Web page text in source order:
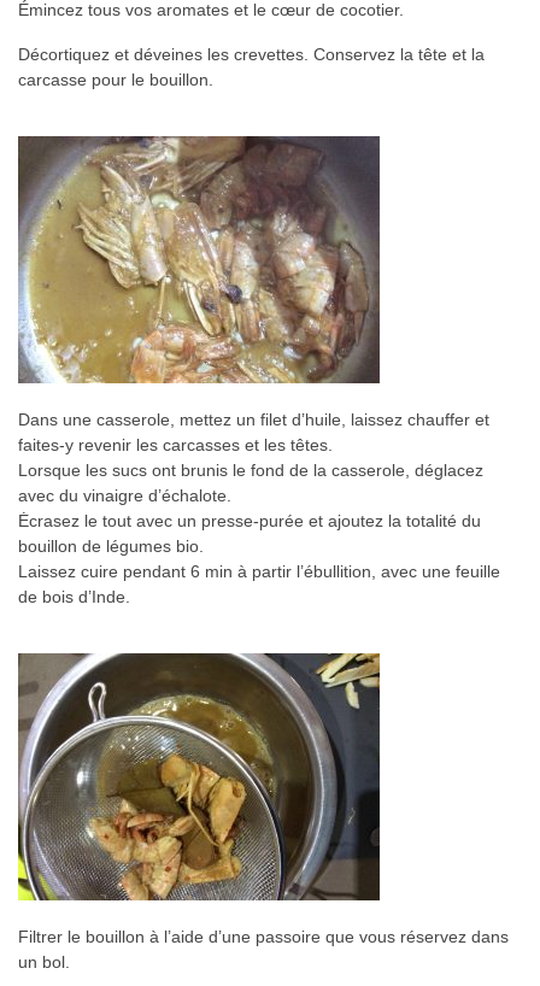
Émincez tous vos aromates et le cœur de cocotier.
Décortiquez et déveines les crevettes. Conservez la tête et la
carcasse pour le bouillon.
Dans une casserole, mettez un filet d’huile, laissez chauffer et
faites-y revenir les carcasses et les têtes.
Lorsque les sucs ont brunis le fond de la casserole, déglacez
avec du vinaigre d’échalote.
Ėcrasez le tout avec un presse-purée et ajoutez la totalité du
bouillon de légumes bio.
Laissez cuire pendant 6 min à partir l’ébullition, avec une feuille
de bois d’Inde.
Filtrer le bouillon à l’aide d’une passoire que vous réservez dans
un bol.